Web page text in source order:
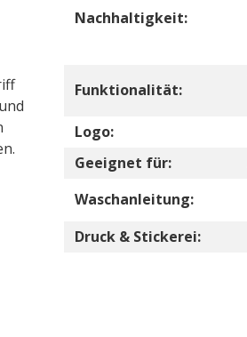
Nachhaltigkeit:
Funktionalität:
Logo:
Geeignet für:
Waschanleitung:
Druck & Stickerei: